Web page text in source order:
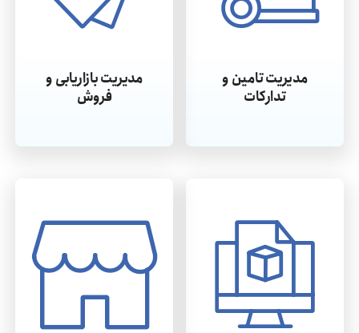
مدیریت تامین و
تدارکات
مدیریت بازاریابی و
فروش